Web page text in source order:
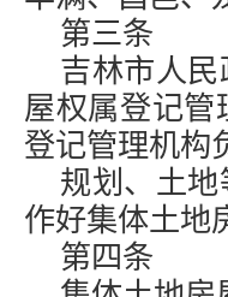
第三条
吉林市人
屋权属登记管
登记管理机构
规划、土
作好集体土地
第四条